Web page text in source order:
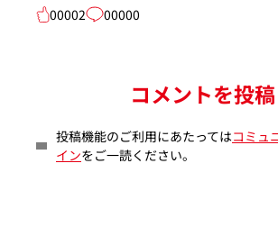
00002
00000
コメントを投稿
投稿機能のご利用にあたってはコミュ
インをご一読ください。